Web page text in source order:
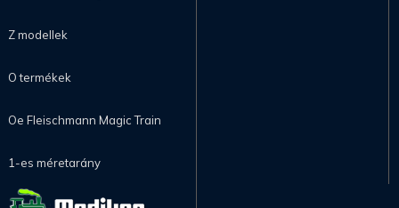
Z modellek
O termékek
Oe Fleischmann Magic Train
1-es méretarány